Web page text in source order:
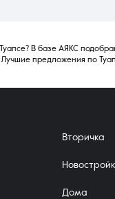
В базе АЯКС
предложения по
Вторичка
Дома